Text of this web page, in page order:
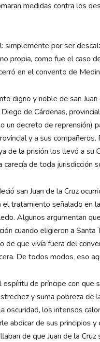
medidas contra los
simplemente por ser
propia, como fue el caso
en el convento de
digno y noble de san
de Cárdenas,
un decreto de reprensión)
y a sus
de la prisión los llevó a su
carecía de toda jurisdicción
san Juan de la Cruz
tratamiento señalado en
Algunos argumentan
cuando eligieron a
de que vivía fuera del
De todos modos, eso
de príncipe con
y suma pobreza
oscuridad, los intensos
abdicar de sus principios
de que Juan de la